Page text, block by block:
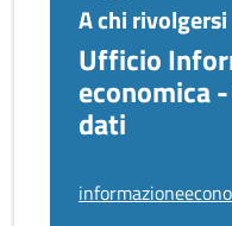
A chi rivolgersi
Ufficio
economica
dati